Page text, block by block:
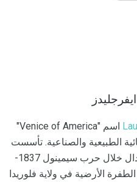
اسم "Venice of America" ​​
الطبيعية والصناعية. تأسست
المدينة من قبل الرائد وليام لودردال خلال حرب سيمينول 1837-
الأرضية في ولاية فلوريدا